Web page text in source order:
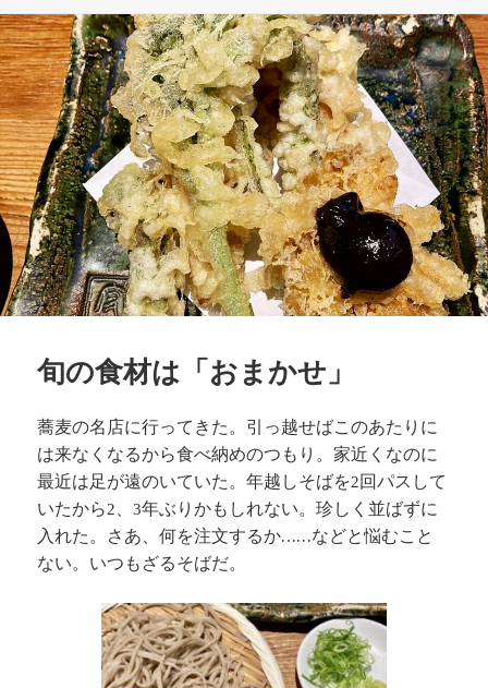
日:
ゴ
リ
ー
旬の食材は「おまかせ」
蕎麦の名店に行ってきた。引っ越せばこのあたりに
は来なくなるから食べ納めのつもり。家近くなのに
最近は足が遠のいていた。年越しそばを2回パスして
いたから2、3年ぶりかもしれない。珍しく並ばずに
入れた。さあ、何を注文するか……などと悩むこと
ない。いつもざるそばだ。